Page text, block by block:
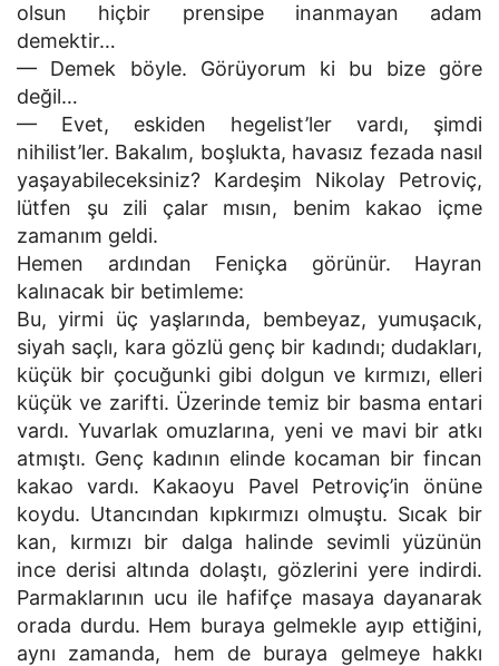
olsun hiçbir prensipe inanmayan adam
demektir…
— Demek böyle. Görüyorum ki bu bize göre
değil…
— Evet, eskiden hegelist’ler vardı, şimdi
nihilist’ler. Bakalım, boşlukta, havasız fezada nasıl
yaşayabileceksiniz? Kardeşim Nikolay Petroviç,
lütfen şu zili çalar mısın, benim kakao içme
zamanım geldi.
Hemen ardından Feniçka görünür. Hayran
kalınacak bir betimleme:
Bu, yirmi üç yaşlarında, bembeyaz, yumuşacık,
siyah saçlı, kara gözlü genç bir kadındı; dudakları,
küçük bir çocuğunki gibi dolgun ve kırmızı, elleri
küçük ve zarifti. Üzerinde temiz bir basma entari
vardı. Yuvarlak omuzlarına, yeni ve mavi bir atkı
atmıştı. Genç kadının elinde kocaman bir fincan
kakao vardı. Kakaoyu Pavel Petroviç’in önüne
koydu. Utancından kıpkırmızı olmuştu. Sıcak bir
kan, kırmızı bir dalga halinde sevimli yüzünün
ince derisi altında dolaştı, gözlerini yere indirdi.
Parmaklarının ucu ile hafifçe masaya dayanarak
orada durdu. Hem buraya gelmekle ayıp ettiğini,
aynı zamanda, hem de buraya gelmeye hakkı